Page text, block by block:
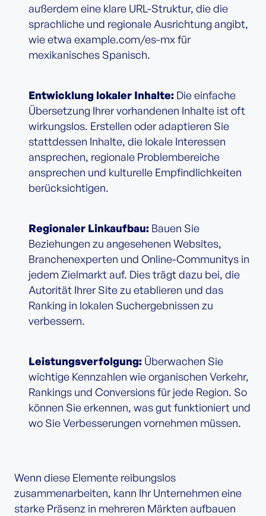
außerdem eine klare URL-Struktur, die die
sprachliche und regionale Ausrichtung angibt,
wie etwa example.com/es-mx für
mexikanisches Spanisch.
Entwicklung lokaler Inhalte: Die einfache
Übersetzung Ihrer vorhandenen Inhalte ist oft
wirkungslos. Erstellen oder adaptieren Sie
stattdessen Inhalte, die lokale Interessen
ansprechen, regionale Problembereiche
ansprechen und kulturelle Empfindlichkeiten
berücksichtigen.
Regionaler Linkaufbau: Bauen Sie
Beziehungen zu angesehenen Websites,
Branchenexperten und Online-Communitys in
jedem Zielmarkt auf. Dies trägt dazu bei, die
Autorität Ihrer Site zu etablieren und das
Ranking in lokalen Suchergebnissen zu
verbessern.
Leistungsverfolgung: Überwachen Sie
wichtige Kennzahlen wie organischen Verkehr,
Rankings und Conversions für jede Region. So
können Sie erkennen, was gut funktioniert und
wo Sie Verbesserungen vornehmen müssen.
Wenn diese Elemente reibungslos
zusammenarbeiten, kann Ihr Unternehmen eine
starke Präsenz in mehreren Märkten aufbauen